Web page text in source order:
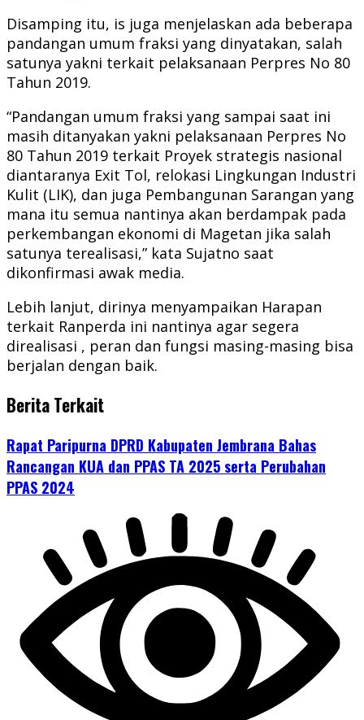
Disamping itu, is juga menjelaskan ada beberapa
pandangan umum fraksi yang dinyatakan, salah
satunya yakni terkait pelaksanaan Perpres No 80
Tahun 2019.
“Pandangan umum fraksi yang sampai saat ini
masih ditanyakan yakni pelaksanaan Perpres No
80 Tahun 2019 terkait Proyek strategis nasional
diantaranya Exit Tol, relokasi Lingkungan Industri
Kulit (LIK), dan juga Pembangunan Sarangan yang
mana itu semua nantinya akan berdampak pada
perkembangan ekonomi di Magetan jika salah
satunya terealisasi,” kata Sujatno saat
dikonfirmasi awak media.
Lebih lanjut, dirinya menyampaikan Harapan
terkait Ranperda ini nantinya agar segera
direalisasi , peran dan fungsi masing-masing bisa
berjalan dengan baik.
Berita Terkait
Rapat Paripurna DPRD Kabupaten Jembrana Bahas
Rancangan KUA dan PPAS TA 2025 serta Perubahan
PPAS 2024